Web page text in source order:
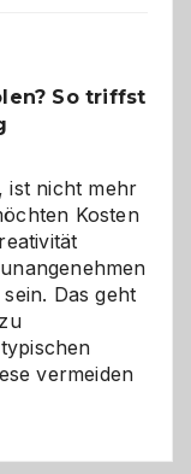
So triffst
ist nicht mehr
Kosten
Das geht
vermeiden